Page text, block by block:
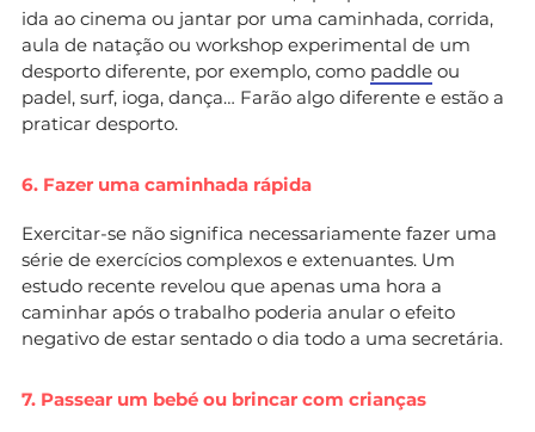
ida ao cinema ou jantar por uma caminhada, corrida,
aula de natação ou workshop experimental de um
desporto diferente, por exemplo, como paddle ou
padel, surf, ioga, dança… Farão algo diferente e estão a
praticar desporto.
6. Fazer uma caminhada rápida
Exercitar-se não significa necessariamente fazer uma
série de exercícios complexos e extenuantes. Um
estudo recente revelou que apenas uma hora a
caminhar após o trabalho poderia anular o efeito
negativo de estar sentado o dia todo a uma secretária.
7. Passear um bebé ou brincar com crianças